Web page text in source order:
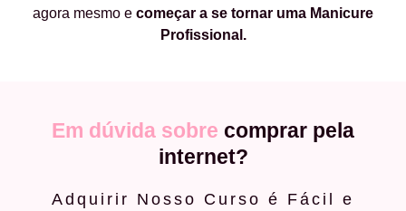
agora mesmo e começar a se tornar uma Manicure
Profissional.
Em dúvida sobre comprar pela
internet?
Adquirir Nosso Curso é Fácil e